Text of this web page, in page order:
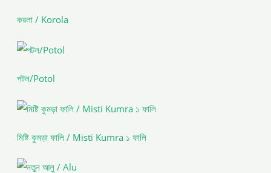
করলা / Korola
পটল/Potol
মিষ্টি কুমড়া ফালি / Misti Kumra ১ ফালি